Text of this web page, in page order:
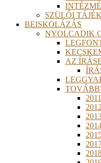
SZÜLŐI
BEISKOLÁZÁS
NYOLCADIK
AZ